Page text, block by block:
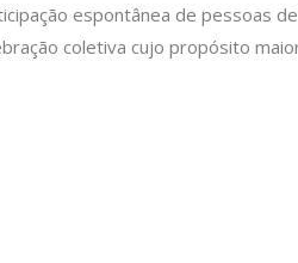
espontânea de pessoas
coletiva cujo propósito